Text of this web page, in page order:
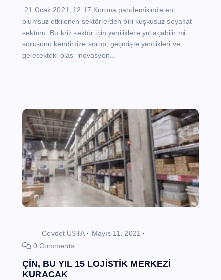
21 Ocak 2021, 12:17 Korona pandemisinde en
olumsuz etkilenen sektörlerden biri kuşkusuz seyahat
sektörü. Bu kriz sektör için yeniliklere yol açabilir mi
sorusunu kendimize sorup, geçmişte yenilikleri ve
gelecekteki olası inovasyon…
Cevdet USTA
Mayıs 11, 2021
0 Comments
ÇİN, BU YIL 15 LOJİSTİK MERKEZİ
KURACAK